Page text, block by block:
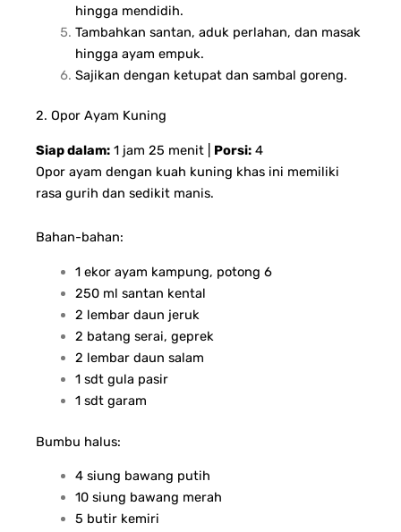
hingga mendidih.
Tambahkan santan, aduk perlahan, dan masak
hingga ayam empuk.
Sajikan dengan ketupat dan sambal goreng.
2. Opor Ayam Kuning
Siap dalam: 1 jam 25 menit | Porsi: 4
Opor ayam dengan kuah kuning khas ini memiliki
rasa gurih dan sedikit manis.
Bahan-bahan:
1 ekor ayam kampung, potong 6
250 ml santan kental
2 lembar daun jeruk
2 batang serai, geprek
2 lembar daun salam
1 sdt gula pasir
1 sdt garam
Bumbu halus:
4 siung bawang putih
10 siung bawang merah
5 butir kemiri